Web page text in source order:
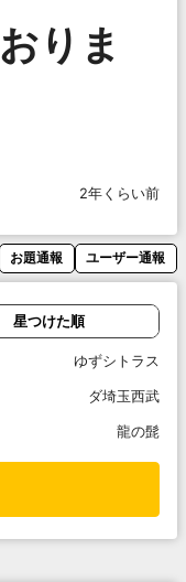
りま
2年くらい前
お題通報 ユーザー通報
星つけた順
ゆずシトラス
ダ埼玉西武
龍の髭